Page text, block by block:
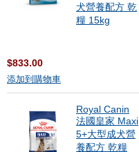
犬營養配方 乾
糧 15kg
$833.00
添加到購物車
Royal Canin
法國皇家 Maxi
5+大型成犬營
養配方 乾糧